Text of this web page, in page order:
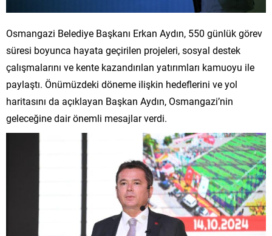
Osmangazi Belediye Başkanı Erkan Aydın, 550 günlük görev
süresi boyunca hayata geçirilen projeleri, sosyal destek
çalışmalarını ve kente kazandırılan yatırımları kamuoyu ile
paylaştı. Önümüzdeki döneme ilişkin hedeflerini ve yol
haritasını da açıklayan Başkan Aydın, Osmangazi’nin
geleceğine dair önemli mesajlar verdi.